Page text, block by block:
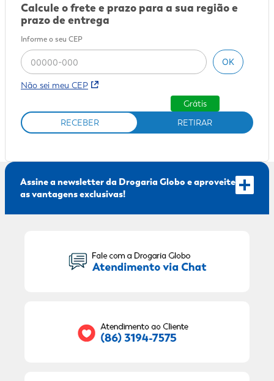
Calcule o frete e prazo para a sua região e
prazo de entrega
Informe o seu CEP
OK
Não sei meu CEP
RECEBER RETIRAR
Grátis
Assine a newsletter da Drogaria Globo e aproveite
as vantagens exclusivas!